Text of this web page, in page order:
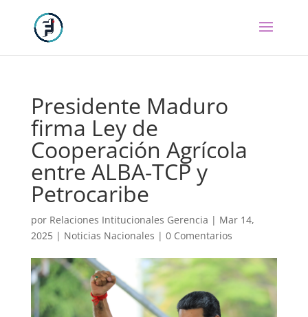
Presidente Maduro
firma Ley de
Cooperación Agrícola
entre ALBA-TCP y
Petrocaribe
por Relaciones Intitucionales Gerencia | Mar 14,
2025| Noticias Nacionales | 0 Comentarios